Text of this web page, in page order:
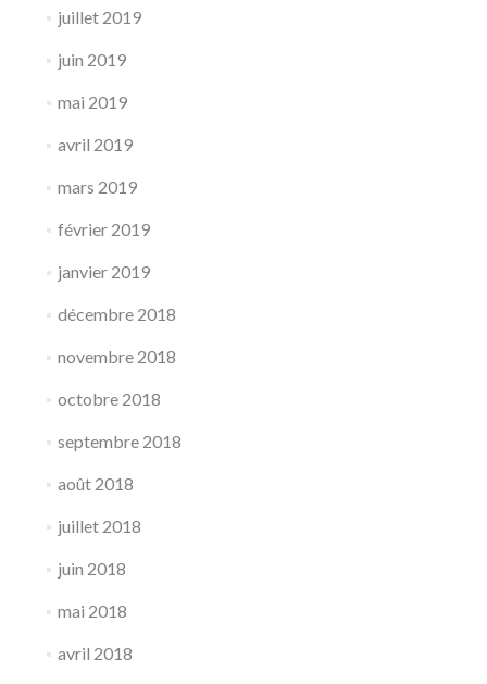
juillet 2019
juin 2019
mai 2019
avril 2019
mars 2019
février 2019
janvier 2019
décembre 2018
novembre 2018
octobre 2018
septembre 2018
août 2018
juillet 2018
juin 2018
mai 2018
avril 2018